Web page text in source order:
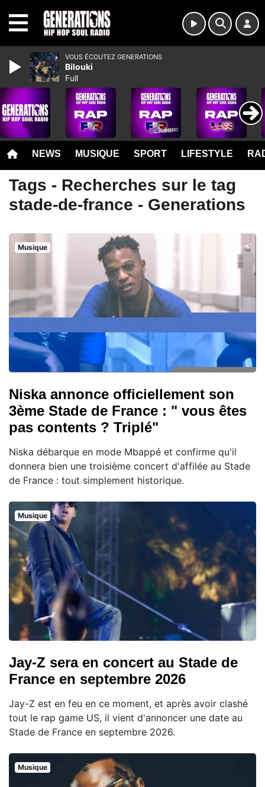
NEWS MUSIQUE SPORT LIFESTYLE
Tags - Recherches sur le tag
stade-de-france - Generations
Musique
Niska annonce officiellement son
3ème Stade de France : " vous êtes
pas contents ? Triplé"
Niska débarque en mode Mbappé et confirme qu'il
donnera bien une troisième concert d'affilée au Stade
de France : tout simplement historique.
Musique
Jay-Z sera en concert au Stade de
France en septembre 2026
Jay-Z est en feu en ce moment, et après avoir clashé
tout le rap game US, il vient d'annoncer une date au
Stade de France en septembre 2026.
Musique
VOUS ÉCOUTEZ GENERATIONS
Bilouki
Full